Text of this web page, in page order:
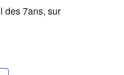
des 7ans, sur